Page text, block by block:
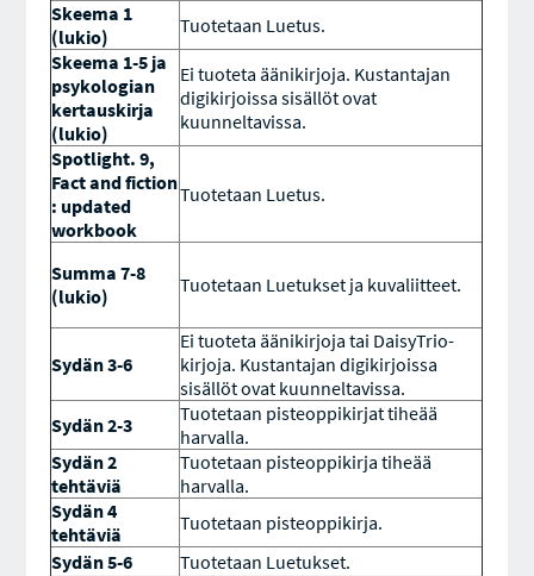
Skeema 1
(lukio)
Tuotetaan Luetus.
Skeema 1-5 ja
psykologian
kertauskirja
(lukio)
Ei tuoteta äänikirjoja. Kustantajan
digikirjoissa sisällöt ovat
kuunneltavissa.
Spotlight. 9,
Fact and fiction
: updated
workbook
Tuotetaan Luetus.
Summa 7-8
(lukio)
Tuotetaan Luetukset ja kuvaliitteet.
Sydän 3-6
Ei tuoteta äänikirjoja tai DaisyTrio-
kirjoja. Kustantajan digikirjoissa
sisällöt ovat kuunneltavissa.
Sydän 2-3
Tuotetaan pisteoppikirjat tiheää
harvalla.
Sydän 2
tehtäviä
Tuotetaan pisteoppikirja tiheää
harvalla.
Sydän 4
tehtäviä
Tuotetaan pisteoppikirja.
Sydän 5-6
Tuotetaan Luetukset.